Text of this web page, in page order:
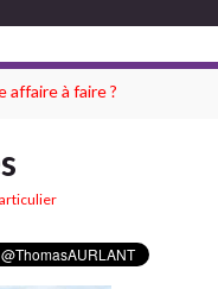
affaire à faire ?